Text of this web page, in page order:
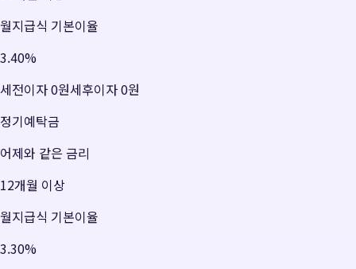
월지급식 기본이율
3.40%
세전이자0원세후이자0원
정기예탁금
어제와 같은 금리
12개월 이상
월지급식 기본이율
3.30%